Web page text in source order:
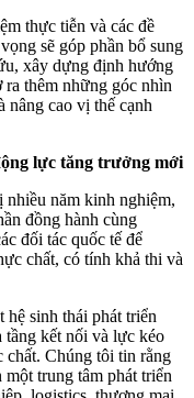
thực tiễn và các đề
sẽ góp phần bổ sung
xây dựng định hướng
thêm những góc nhìn
nâng cao vị thế cạnh
lực tăng trưởng mới
nhiều năm kinh nghiệm,
đồng hành cùng
đối tác quốc tế để
chất, có tính khả thi và
sinh thái phát triển
tầng kết nối và lực kéo
chất. Chúng tôi tin rằng
trung tâm phát triển